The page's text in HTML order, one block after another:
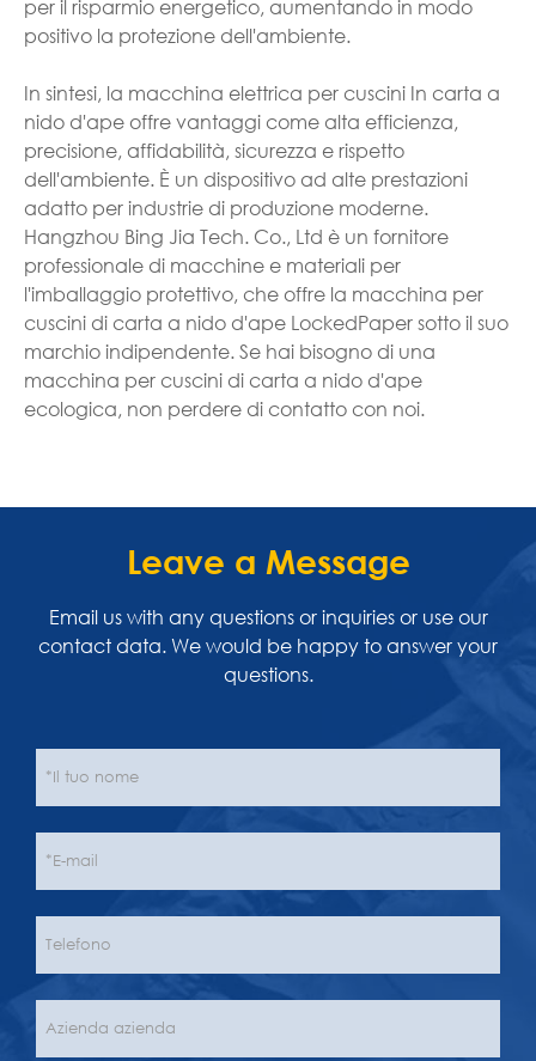
per il risparmio energetico, aumentando in modo
positivo la protezione dell'ambiente.
In sintesi, la macchina elettrica per cuscini In carta a
nido d'ape offre vantaggi come alta efficienza,
precisione, affidabilità, sicurezza e rispetto
dell'ambiente. È un dispositivo ad alte prestazioni
adatto per industrie di produzione moderne.
Hangzhou Bing Jia Tech. Co., Ltd è un fornitore
professionale di macchine e materiali per
l'imballaggio protettivo, che offre la macchina per
cuscini di carta a nido d'ape LockedPaper sotto il suo
marchio indipendente. Se hai bisogno di una
macchina per cuscini di carta a nido d'ape
ecologica, non perdere di contatto con noi.
Leave a Message
Email us with any questions or inquiries or use our
contact data. We would be happy to answer your
questions.